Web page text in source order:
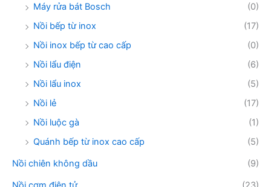
Máy rửa bát Bosch
(0)
Nồi bếp từ inox
(17)
Nồi inox bếp từ cao cấp
(0)
Nồi lẩu điện
(6)
Nồi lẩu inox
(5)
Nồi lẻ
(17)
Nồi luộc gà
(1)
Quánh bếp từ inox cao cấp
(5)
Nồi chiên không dầu
(9)